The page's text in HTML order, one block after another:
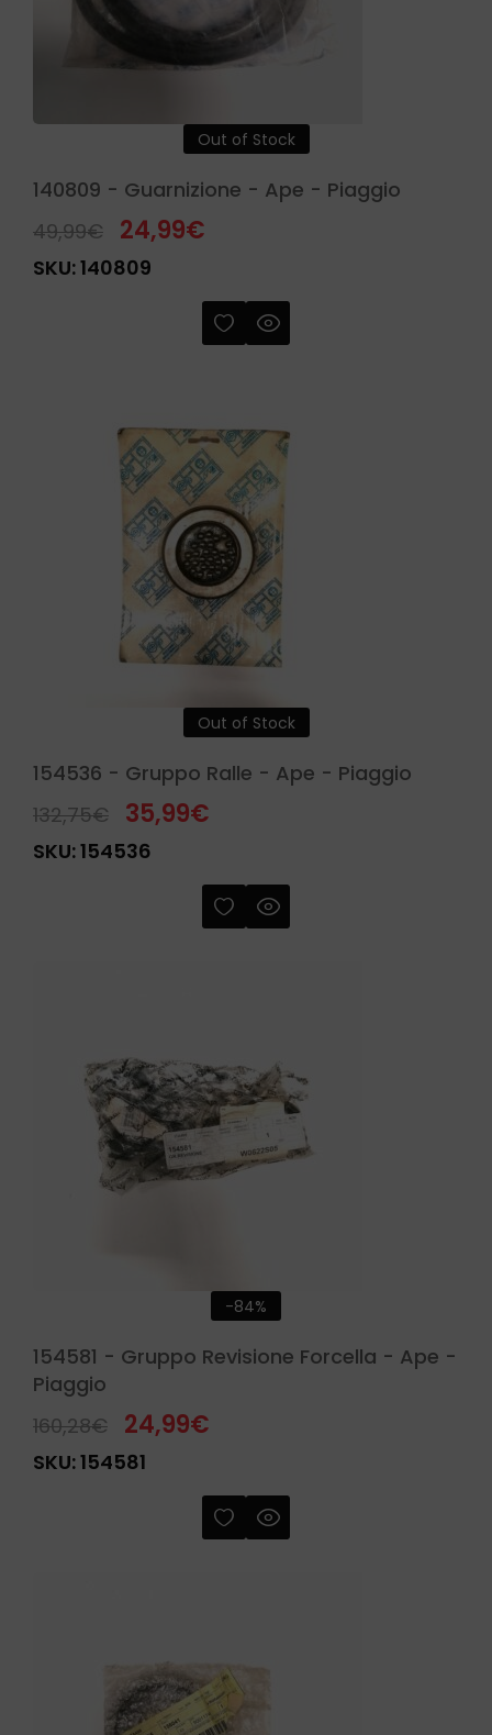
Out of Stock
140809 - Guarnizione - Ape - Piaggio
49,99€ 24,99€
SKU:140809
Out of Stock
154536 - Gruppo Ralle - Ape - Piaggio
132,75€ 35,99€
SKU:154536
-84%
154581 - Gruppo Revisione Forcella - Ape -
Piaggio
160,28€ 24,99€
SKU:154581